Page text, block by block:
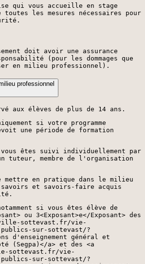
qui vous accueille en stage
toutes les mesures nécessaires pour
doit avoir une assurance
(pour les dommages que
en milieu professionnel).
professionnel
aux élèves de plus de 14 ans.
si votre programme
une période de formation
êtes suivi individuellement par
tuteur, membre de l'organisation
mettre en pratique dans le milieu
et savoirs-faire acquis
si vous êtes élève de
ou 3<Exposant>e</Exposant> des
sottevast.fr/vie-
sur-sottevast/?
d'enseignement général et
(Segpa)</a> et des <a
sottevast.fr/vie-
sur-sottevast/?